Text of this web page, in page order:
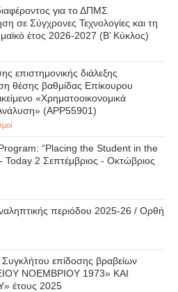
για το ΔΠΜΣ
σε Σύγχρονες Τεχνολογίες και τη
έτος 2026-2027 (B’ Kύκλος)
επιστημονικής διάλεξης
θέσης βαθμίδας Επίκουρου
«Χρηματοοικονομικά
(APP55901)
“Placing the Student in the
2 Σεπτέμβριος - Οκτώβριος
περιόδου 2025-26 / Ορθή
επίδοσης βραβείων
ΝΟΕΜΒΡΙΟΥ 1973» ΚΑΙ
έτους 2025